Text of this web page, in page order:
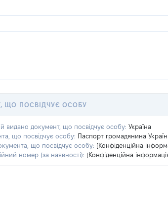
ЩО ПОСВІДЧУЄ ОСОБУ
видано документ, що посвідчує особу: Україна
що посвідчує особу: Паспорт громадянина
що посвідчує особу: [Конфіденційна
номер (за наявності): [Конфіденційна